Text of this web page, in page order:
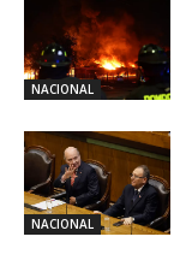
NACIONAL
NACIONAL